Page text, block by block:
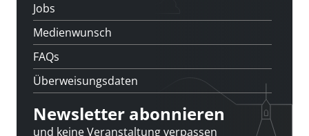
Jobs
Medienwunsch
FAQs
Überweisungsdaten
Newsletter abonnieren
und keine Veranstaltung verpassen